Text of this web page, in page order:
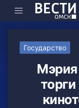
Государство